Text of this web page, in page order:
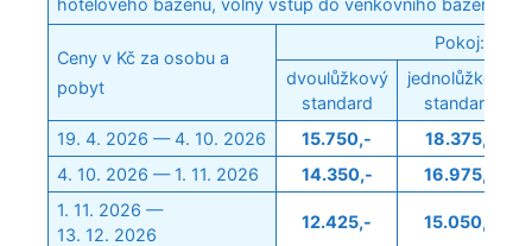
Ceny v Kč za osobu a
pobyt
Pokoj:
dvoulůžkový
standard
jednolůžkový
standard
19. 4. 2026 — 4. 10. 2026 15.750,-
18.375,-
4. 10. 2026 — 1. 11. 2026
14.350,-
16.975,-
1. 11. 2026 —
13. 12. 2026
12.425,- 15.050,-